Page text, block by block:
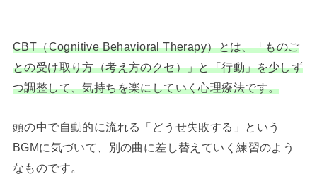
CBT（Cognitive Behavioral Therapy）とは、「ものご
との受け取り方（考え方のクセ）」と「行動」を少しず
つ調整して、気持ちを楽にしていく心理療法です。
頭の中で自動的に流れる「どうせ失敗する」という
BGMに気づいて、別の曲に差し替えていく練習のよう
なものです。